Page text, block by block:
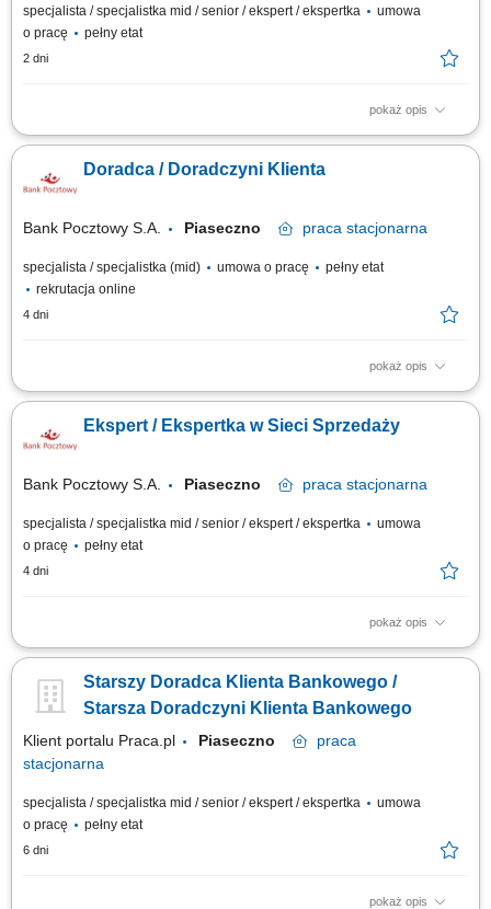
specjalista / specjalistka mid / senior / ekspert / ekspertka
umowa
o pracę
pełny etat
2 dni
pokaż opis
Aktywne pozyskiwanie klientów i budowanie z nimi długofalowych relacji.
rozwiązań finansowych. Sprzedaż produktów bankowych, w tym funduszy
inwestycyjnych. Operacyjna obsługa klientów indywidualnych i firm z
Doradca / Doradczyni Klienta
Bank Pocztowy S.A. Piaseczno praca stacjonarna
specjalista / specjalistka (mid) umowa o pracę
pełny etat
rekrutacja online
4 dni
pokaż opis
Twój zakres obowiązków diagnozowanie potrzeb i oczekiwań Klientów,
sprzedażowych, kształtowanie pozytywnego wizerunku Banku poprzez
wysoką jakość obsługi, operacyjna obsługa Klientów detalicznych,
Ekspert / Ekspertka w Sieci Sprzedaży
Bank Pocztowy S.A. Piaseczno praca stacjonarna
specjalista / specjalistka mid / senior / ekspert / ekspertka
umowa
o pracę
pełny etat
4 dni
pokaż opis
Twój zakres obowiązków Diagnozowanie potrzeb i oczekiwań Klientów;
relacji; Realizacja celów sprzedażowych; Kształtowanie pozytywnego
wizerunku Banku poprzez wysoką jakość obsługi; Operacyjna obsługa
Starszy Doradca Klienta Bankowego /
Starsza Doradczyni Klienta Bankowego
Klient portalu Praca.pl Piaseczno
praca
stacjonarna
specjalista / specjalistka mid / senior / ekspert / ekspertka
umowa
o pracę
pełny etat
6 dni
pokaż opis